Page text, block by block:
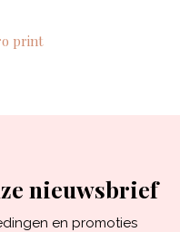
print
nieuwsbrief
en promoties